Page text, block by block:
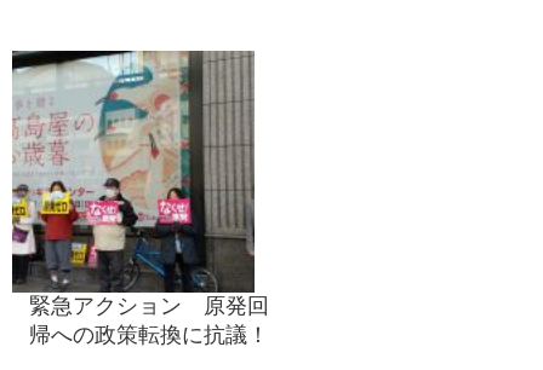
緊急アクション 原発回
帰への政策転換に抗議！